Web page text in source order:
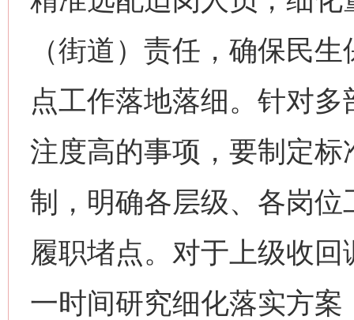
（街道）责任，确保民
点工作落地落细。针对
注度高的事项，要制定
制，明确各层级、各岗
履职堵点。对于上级收
一时间研究细化落实方